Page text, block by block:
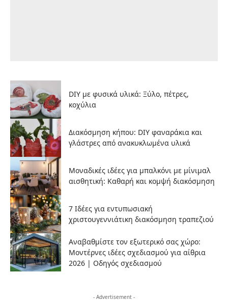
DIY με φυσικά υλικά: Ξύλο, πέτρες,
κοχύλια
Διακόσμηση κήπου: DIY φαναράκια και
γλάστρες από ανακυκλωμένα υλικά
Μοναδικές ιδέες για μπαλκόνι με μίνιμαλ
αισθητική: Καθαρή και κομψή διακόσμηση
7 Ιδέες για εντυπωσιακή
χριστουγεννιάτικη διακόσμηση τραπεζιού
Αναβαθμίστε τον εξωτερικό σας χώρο:
Μοντέρνες ιδέες σχεδιασμού για αίθρια
2026 | Οδηγός σχεδιασμού
- Advertisement -